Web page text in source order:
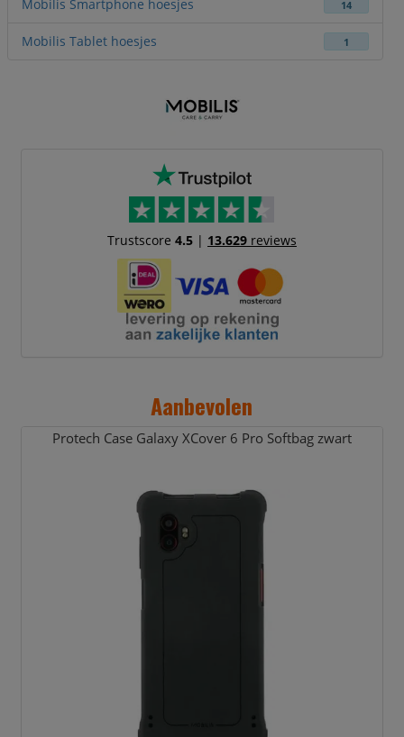
Mobilis Smartphone hoesjes 14
Mobilis Tablet hoesjes 1
Trustscore 4.5| 13.629reviews
Aanbevolen
Protech Case Galaxy XCover 6 Pro Softbag zwart